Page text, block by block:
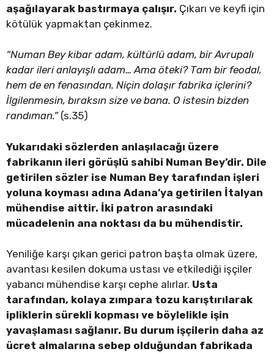
aşağılayarak bastırmaya çalışır. Çıkarı ve keyfi için
kötülük yapmaktan çekinmez.
“Numan Bey kibar adam, kültürlü adam, bir Avrupalı
kadar ileri anlayışlı adam… Ama öteki? Tam bir feodal,
hem de en fenasından. Niçin dolaşır fabrika içlerini?
İlgilenmesin, bıraksın size ve bana. O istesin bizden
randıman.”(s.35)
Yukarıdaki sözlerden anlaşılacağı üzere
fabrikanın ileri görüşlü sahibi Numan Bey’dir. Dile
getirilen sözler ise Numan Bey tarafından işleri
yoluna koyması adına Adana’ya getirilen İtalyan
mühendise aittir. İki patron arasındaki
mücadelenin ana noktası da bu mühendistir.
Yeniliğe karşı çıkan gerici patron başta olmak üzere,
avantası kesilen dokuma ustası ve etkilediği işçiler
yabancı mühendise karşı cephe alırlar. Usta
tarafından, kolaya zımpara tozu karıştırılarak
ipliklerin sürekli kopması ve böylelikle işin
yavaşlaması sağlanır. Bu durum işçilerin daha az
ücret almalarına sebep olduğundan fabrikada